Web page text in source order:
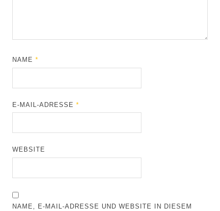
NAME*
E-MAIL-ADRESSE*
WEBSITE
NAME, E-MAIL-ADRESSE UND WEBSITE IN DIESEM